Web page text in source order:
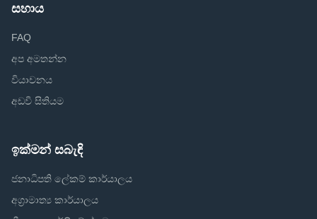
සහාය
FAQ
අප අමතන්න
වියාචනය
අඩවි සිතියම
ඉක්මන් සබැඳි
ජනාධිපති ලේකම් කාර්යාලය
අග්‍රාමාත්‍ය කාර්යාලය